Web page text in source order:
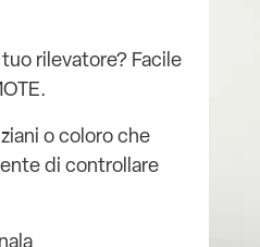
rilevatore? Facile
o coloro che
di controllare